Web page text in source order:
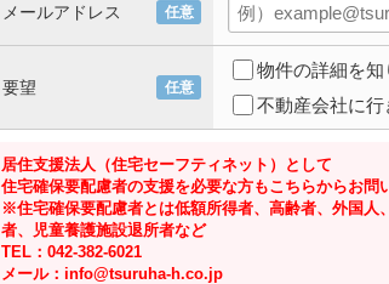
メールアドレス 任意
要望 任意
物件の詳細を知
不動産会社に行
居住支援法人（住宅セーフティネット）として
住宅確保要配慮者の支援を必要な方もこちらからお問
※住宅確保要配慮者とは低額所得者、高齢者、外国人
者、児童養護施設退所者など
TEL：042-382-6021
メール：info@tsuruha-h.co.jp